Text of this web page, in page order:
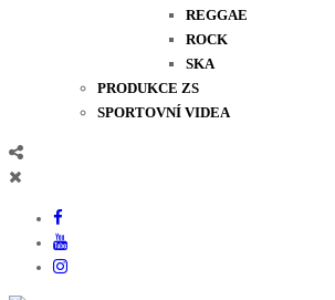
REGGAE
ROCK
SKA
PRODUKCE ZS
SPORTOVNÍ VIDEA